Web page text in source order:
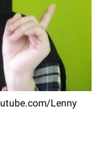
Lenny